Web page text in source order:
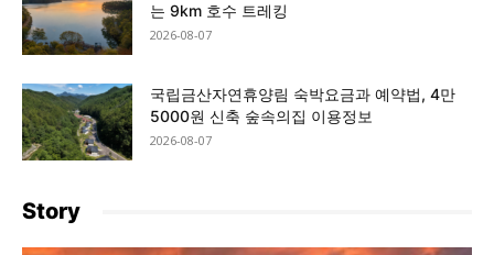
는 9km 호수 트레킹
2026-08-07
국립금산자연휴양림 숙박요금과 예약법, 4만
5000원 신축 숲속의집 이용정보
2026-08-07
Story